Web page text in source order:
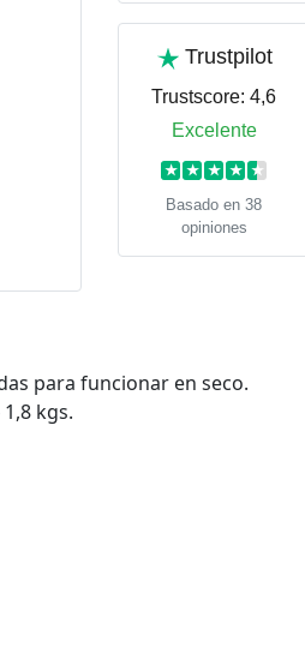
Trustpilot
Trustscore: 4,6
Excelente
★ ★ ★ ★ ★
Basado en 38
opiniones
para funcionar en seco.
kgs.